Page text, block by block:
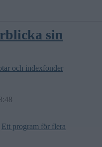
sin
och indexfonder
Ett program för flera